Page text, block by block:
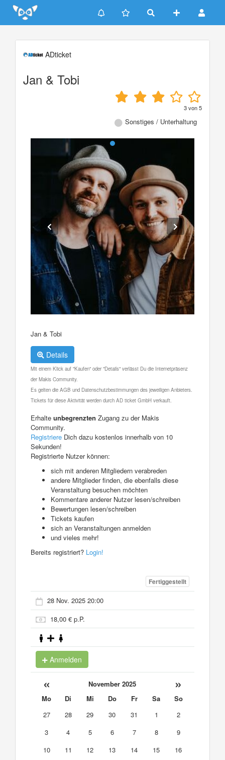
Update cookies preferences
ADticket
Jan & Tobi
3von5
Sonstiges / Unterhaltung
Jan & Tobi
Details
Mit einem Klick auf "Kaufen" oder "Details" verlässt Du die Internetpräsenz
der Makis Community.
Es gelten die AGB und Datenschutzbestimmungen des jeweiligen Anbieters.
Tickets für diese Aktivität werden durch AD ticket GmbH verkauft.
Erhalte unbegrenzten Zugang zu der Makis
Community.
Registriere Dich dazu kostenlos innerhalb von 10
Sekunden!
Registrierte Nutzer können:
sich mit anderen Mitgliedern verabreden
andere Mitglieder finden, die ebenfalls diese
Veranstaltung besuchen möchten
Kommentare anderer Nutzer lesen/schreiben
Bewertungen lesen/schreiben
Tickets kaufen
sich an Veranstaltungen anmelden
und vieles mehr!
Bereits registriert? Login!
Fertiggestellt
28 Nov. 2025 20:00
18,00 € p.P.
Anmelden
« November 2025 »
Mo Di Mi Do Fr Sa
So
27
28 29 30 31 1
2
3
4 5 6 7 8
9
10
11 12 13 14 15
16